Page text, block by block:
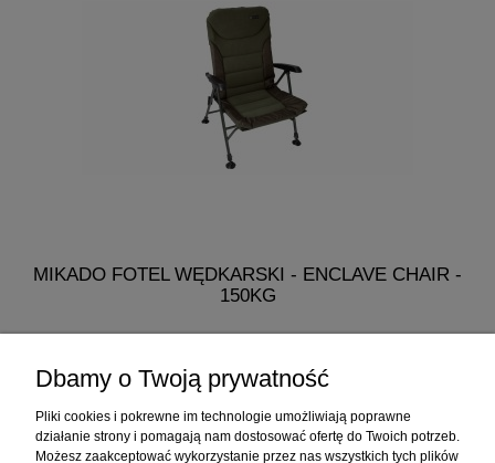
MIKADO FOTEL WĘDKARSKI - ENCLAVE CHAIR -
150KG
do koszyka
Dbamy o Twoją prywatność
Pliki cookies i pokrewne im technologie umożliwiają poprawne
działanie strony i pomagają nam dostosować ofertę do Twoich potrzeb.
Możesz zaakceptować wykorzystanie przez nas wszystkich tych plików